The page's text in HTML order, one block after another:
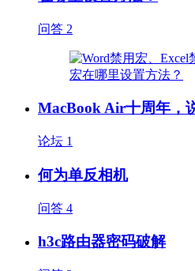
问答 2
MacBook Air十周年，
论坛 1
何为单反相机
问答 4
h3c路由器密码破解